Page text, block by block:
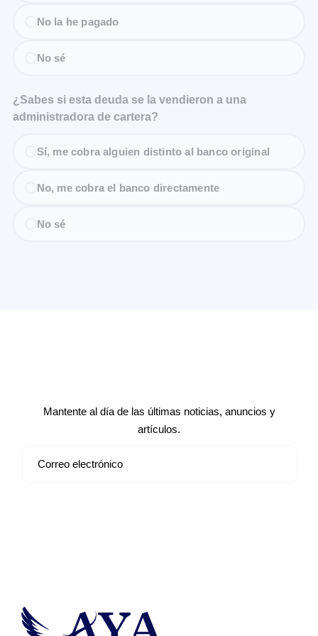
No la he pagado
No sé
¿Sabes si esta deuda se la vendieron a una
administradora de cartera?
Sí, me cobra alguien distinto al banco original
No, me cobra el banco directamente
No sé
Mantente al día de las últimas noticias, anuncios y
artículos.